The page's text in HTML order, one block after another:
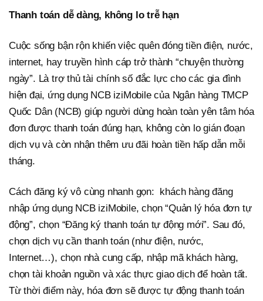
Thanh toán dễ dàng, không lo trễ hạn
Cuộc sống bận rộn khiến việc quên đóng tiền điện, nước,
internet, hay truyền hình cáp trở thành “chuyện thường
ngày”. Là trợ thủ tài chính số đắc lực cho các gia đình
hiện đại, ứng dụng NCB iziMobile của Ngân hàng TMCP
Quốc Dân (NCB) giúp người dùng hoàn toàn yên tâm hóa
đơn được thanh toán đúng hạn, không còn lo gián đoạn
dịch vụ và còn nhận thêm ưu đãi hoàn tiền hấp dẫn mỗi
tháng.
Cách đăng ký vô cùng nhanh gọn: khách hàng đăng
nhập ứng dụng NCB iziMobile, chọn “Quản lý hóa đơn tự
động”, chọn “Đăng ký thanh toán tự động mới”. Sau đó,
chọn dịch vụ cần thanh toán (như điện, nước,
Internet…), chọn nhà cung cấp, nhập mã khách hàng,
chọn tài khoản nguồn và xác thực giao dịch để hoàn tất.
Từ thời điểm này, hóa đơn sẽ được tự động thanh toán